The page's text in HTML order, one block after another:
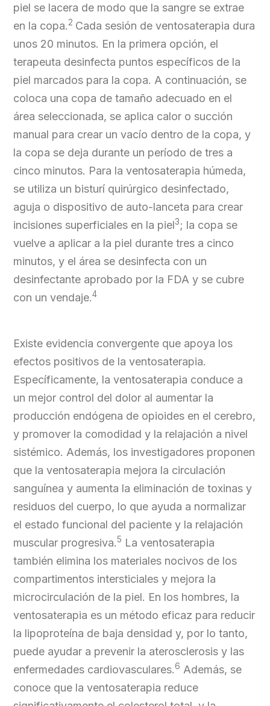
piel se lacera de modo que la sangre se extrae
en la copa.2 Cada sesión de ventosaterapia dura
unos 20 minutos. En la primera opción, el
terapeuta desinfecta puntos específicos de la
piel marcados para la copa. A continuación, se
coloca una copa de tamaño adecuado en el
área seleccionada, se aplica calor o succión
manual para crear un vacío dentro de la copa, y
la copa se deja durante un período de tres a
cinco minutos. Para la ventosaterapia húmeda,
se utiliza un bisturí quirúrgico desinfectado,
aguja o dispositivo de auto-lanceta para crear
incisiones superficiales en la piel3; la copa se
vuelve a aplicar a la piel durante tres a cinco
minutos, y el área se desinfecta con un
desinfectante aprobado por la FDA y se cubre
con un vendaje.4
Existe evidencia convergente que apoya los
efectos positivos de la ventosaterapia.
Específicamente, la ventosaterapia conduce a
un mejor control del dolor al aumentar la
producción endógena de opioides en el cerebro,
y promover la comodidad y la relajación a nivel
sistémico. Además, los investigadores proponen
que la ventosaterapia mejora la circulación
sanguínea y aumenta la eliminación de toxinas y
residuos del cuerpo, lo que ayuda a normalizar
el estado funcional del paciente y la relajación
muscular progresiva.5 La ventosaterapia
también elimina los materiales nocivos de los
compartimentos intersticiales y mejora la
microcirculación de la piel. En los hombres, la
ventosaterapia es un método eficaz para reducir
la lipoproteína de baja densidad y, por lo tanto,
puede ayudar a prevenir la aterosclerosis y las
enfermedades cardiovasculares.6 Además, se
conoce que la ventosaterapia reduce